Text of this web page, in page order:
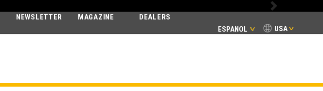
USA
ESPANOL
NEWSLETTER MAGAZINE DEALERS
Next
AGRI MAX